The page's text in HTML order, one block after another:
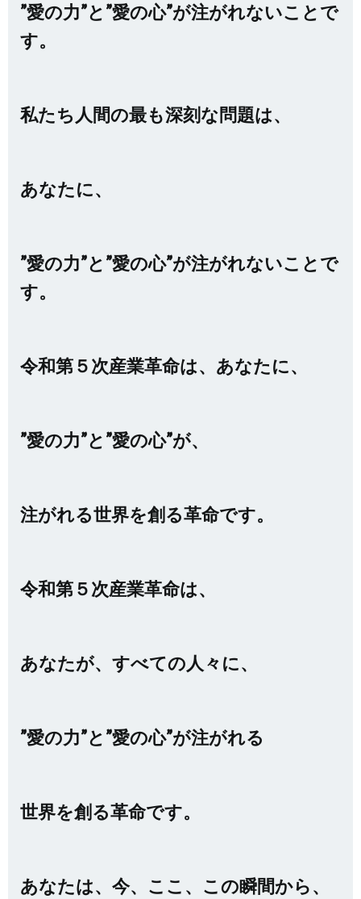
”愛の力”と”愛の心”が注がれないことで
す。
私たち人間の最も深刻な問題は、
あなたに、
”愛の力”と”愛の心”が注がれないことで
す。
令和第５次産業革命は、あなたに、
”愛の力”と”愛の心”が、
注がれる世界を創る革命です。
令和第５次産業革命は、
あなたが、すべての人々に、
”愛の力”と”愛の心”が注がれる
世界を創る革命です。
あなたは、今、ここ、この瞬間から、